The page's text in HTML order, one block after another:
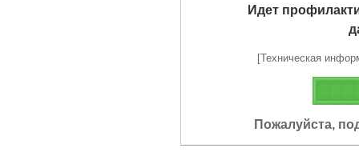
Идет
[Техническая
Пожалуйста,